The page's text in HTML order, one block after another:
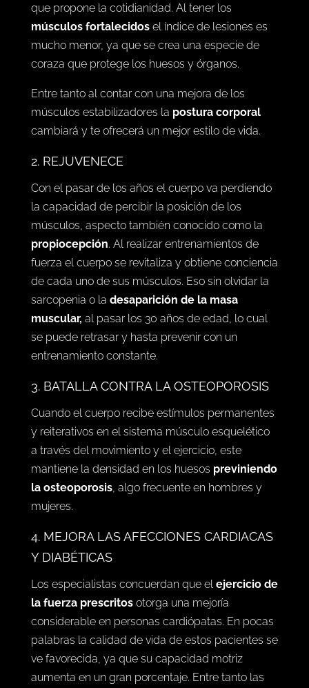
que propone la cotidianidad. Al tener los
músculos fortalecidosel índice de lesiones es
mucho menor, ya que se crea una especie de
coraza que protege los huesos y órganos.
Entre tanto al contar con una mejora de los
músculos estabilizadores la postura corporal
cambiará y te ofrecerá un mejor estilo de vida.
2. REJUVENECE
Con el pasar de los años el cuerpo va perdiendo
la capacidad de percibir la posición de los
músculos, aspecto también conocido como la
propiocepción. Al realizar entrenamientos de
fuerza el cuerpo se revitaliza y obtiene conciencia
de cada uno de sus músculos. Eso sin olvidar la
sarcopenia o la desaparición de la masa
muscular, al pasar los 30 años de edad, lo cual
se puede retrasar y hasta prevenir con un
entrenamiento constante.
3. BATALLA CONTRA LA OSTEOPOROSIS
Cuando el cuerpo recibe estímulos permanentes
y reiterativos en el sistema músculo esquelético
a través del movimiento y el ejercicio, este
mantiene la densidad en los huesos previniendo
la osteoporosis, algo frecuente en hombres y
mujeres.
4. MEJORA LAS AFECCIONES CARDIACAS
Y DIABÉTICAS
Los especialistas concuerdan que elejercicio de
la fuerza prescritosotorga una mejoría
considerable en personas cardiópatas. En pocas
palabras la calidad de vida de estos pacientes se
ve favorecida, ya que su capacidad motriz
aumenta en un gran porcentaje. Entre tanto las